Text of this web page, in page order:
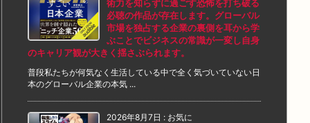
術力を知らずに過ごす恐怖を打ち破る
必聴の作品が存在します。グローバル
市場を独占する企業の裏側を耳から学
ぶことでビジネスの常識が一変し自身
のキャリア観が大きく揺さぶられます。
普段私たちが何気なく生活している中で全く気づいていない日
本のグローバル企業の本気 ...
2026年8月7日 : お気に